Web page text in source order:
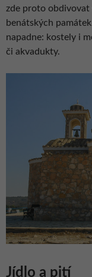
zde proto obdivovat
benátských
napadne: kostely i
či akvadukty.
Jídlo a pití